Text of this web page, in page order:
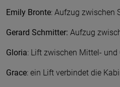
Emily Bronte: Aufzug zwischen
Gerard Schmitter: Aufzug
Gloria: Lift zwischen Mittel- und
Grace: ein Lift verbindet die